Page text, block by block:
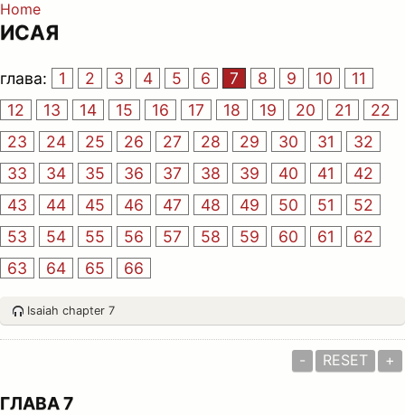
Home
ИСАЯ
глава: 1 2 3 4 5 6 7 8 9 10
11
12
13 14 15 16 17 18 19 20 21
22
23
24 25 26 27 28 29 30 31
32
33
34 35 36 37 38 39 40 41
42
43
44 45 46 47 48 49 50 51
52
53
54 55 56 57 58 59 60 61
62
63
64 65 66
Isaiah chapter 7
- RESET +
ГЛАВА 7